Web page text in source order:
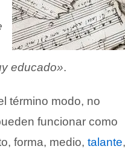
educado».
término modo, no
funcionar como
forma, medio, talante,